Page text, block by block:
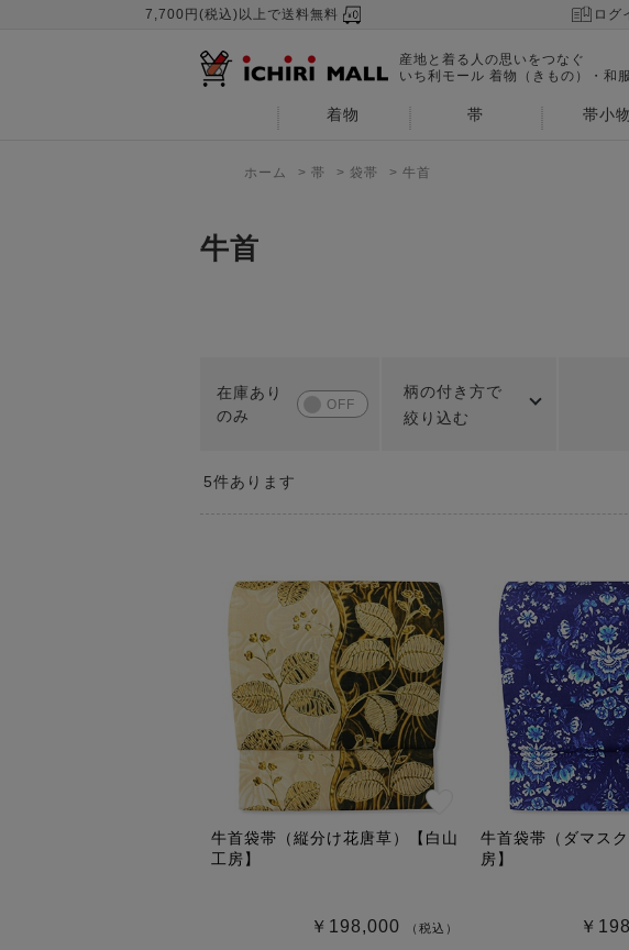
7,700円(税込)以上で送料無料 ログ
産地と着る人の思いをつなぐ
いち利モール 着物（きもの）・和
着物 帯 帯小物
ホーム > 帯 > 袋帯 > 牛首
牛首
柄の付き方で
絞り込む
5件あります
牛首袋帯（縦分け花唐草）【白山
工房】
￥198,000 （税込）
牛首袋帯（ダマス
房】
￥